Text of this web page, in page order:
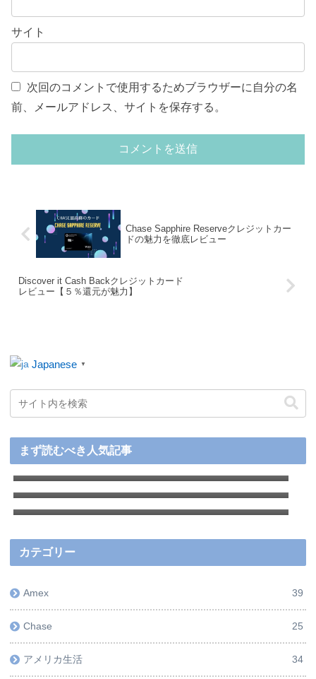
サイト
次回のコメントで使用するためブラウザーに自分の名
前、メールアドレス、サイトを保存する。
Chase Sapphire Reserveクレジットカー
ドの魅力を徹底レビュー
Discover it Cash Backクレジットカード
レビュー【５％還元が魅力】
Japanese ▼
まず読むべき人気記事
【2026年最新】アメリカ赴任前後の徹底ガイ
ド：準備から生活のコツまで
【2026年最新】アメリカ駐在で実際に作った
クレジットカードおすすめ厳選８枚＋用途別
人気カードを徹底比較
アメリカでお得に買い物！Rakutenで簡単に
キャッシュバックをゲットする方法
カテゴリー
Amex 39
Chase 25
アメリカ生活 34